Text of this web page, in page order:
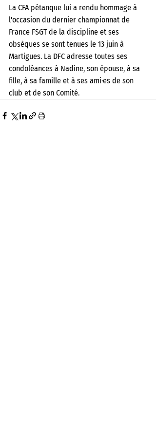
La CFA pétanque lui a rendu hommage à
l'occasion du dernier championnat de
France FSGT de la discipline et ses
obsèques se sont tenues le 13 juin à
Martigues. La DFC adresse toutes ses
condoléances à Nadine, son épouse, à sa
fille, à sa famille et à ses ami·es de son
club et de son Comité.